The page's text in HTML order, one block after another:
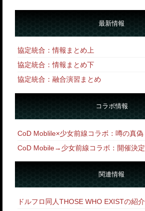
最新情報
協定統合：情報まとめ上
協定統合：情報まとめ下
協定統合：融合演習まとめ
コラボ情報
CoD Moblile×少女前線コラボ：噂の真偽
CoD Mobile→少女前線コラボ：開催決定
関連情報
ドルフロ同人THOSE WHO EXISTの紹介